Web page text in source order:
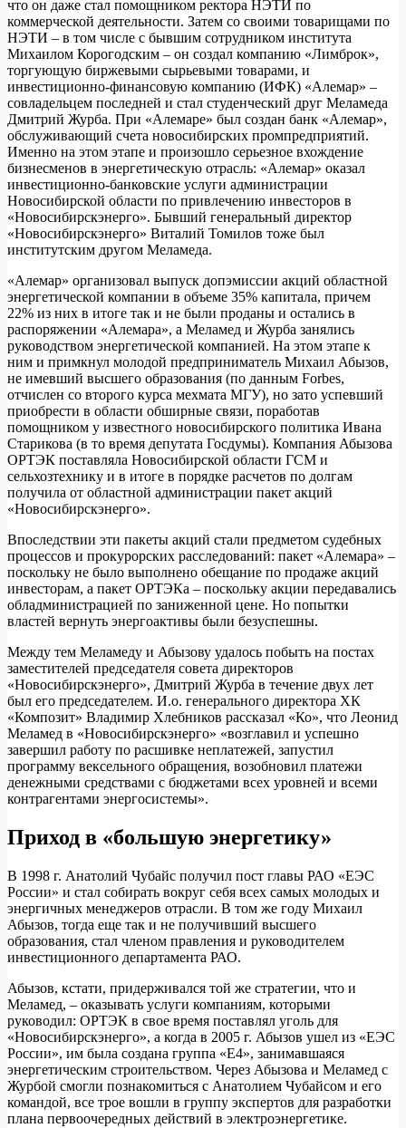
что он даже стал помощником ректора НЭТИ по
коммерческой деятельности. Затем со своими товарищами по
НЭТИ – в том числе с бывшим сотрудником института
Михаилом Корогодским – он создал компанию «Лимброк»,
торгующую биржевыми сырьевыми товарами, и
инвестиционно-финансовую компанию (ИФК) «Алемар» –
совладельцем последней и стал студенческий друг Меламеда
Дмитрий Журба. При «Алемаре» был создан банк «Алемар»,
обслуживающий счета новосибирских промпредприятий.
Именно на этом этапе и произошло серьезное вхождение
бизнесменов в энергетическую отрасль: «Алемар» оказал
инвестиционно-банковские услуги администрации
Новосибирской области по привлечению инвесторов в
«Новосибирскэнерго». Бывший генеральный директор
«Новосибирскэнерго» Виталий Томилов тоже был
институтским другом Меламеда.
«Алемар» организовал выпуск допэмиссии акций областной
энергетической компании в объеме 35% капитала, причем
22% из них в итоге так и не были проданы и остались в
распоряжении «Алемара», а Меламед и Журба занялись
руководством энергетической компанией. На этом этапе к
ним и примкнул молодой предприниматель Михаил Абызов,
не имевший высшего образования (по данным Forbes,
отчислен со второго курса мехмата МГУ), но зато успевший
приобрести в области обширные связи, поработав
помощником у известного новосибирского политика Ивана
Старикова (в то время депутата Госдумы). Компания Абызова
ОРТЭК поставляла Новосибирской области ГСМ и
сельхозтехнику и в итоге в порядке расчетов по долгам
получила от областной администрации пакет акций
«Новосибирскэнерго».
Впоследствии эти пакеты акций стали предметом судебных
процессов и прокурорских расследований: пакет «Алемара» –
поскольку не было выполнено обещание по продаже акций
инвесторам, а пакет ОРТЭКа – поскольку акции передавались
обладминистрацией по заниженной цене. Но попытки
властей вернуть энергоактивы были безуспешны.
Между тем Меламеду и Абызову удалось побыть на постах
заместителей председателя совета директоров
«Новосибирскэнерго», Дмитрий Журба в течение двух лет
был его председателем. И.о. генерального директора ХК
«Композит» Владимир Хлебников рассказал «Ко», что Леонид
Меламед в «Новосибирскэнерго» «возглавил и успешно
завершил работу по расшивке неплатежей, запустил
программу вексельного обращения, возобновил платежи
денежными средствами с бюджетами всех уровней и всеми
контрагентами энергосистемы».
Приход в «большую энергетику»
В 1998 г. Анатолий Чубайс получил пост главы РАО «ЕЭС
России» и стал собирать вокруг себя всех самых молодых и
энергичных менеджеров отрасли. В том же году Михаил
Абызов, тогда еще так и не получивший высшего
образования, стал членом правления и руководителем
инвестиционного департамента РАО.
Абызов, кстати, придерживался той же стратегии, что и
Меламед, – оказывать услуги компаниям, которыми
руководил: ОРТЭК в свое время поставлял уголь для
«Новосибирскэнерго», а когда в 2005 г. Абызов ушел из «ЕЭС
России», им была создана группа «Е4», занимавшаяся
энергетическим строительством. Через Абызова и Меламед с
Журбой смогли познакомиться с Анатолием Чубайсом и его
командой, все трое вошли в группу экспертов для разработки
плана первоочередных действий в электроэнергетике.